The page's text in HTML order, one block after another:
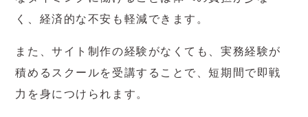
く、経済的な不安も軽減できます。
また、サイト制作の経験がなくても、実務経験が
積めるスクールを受講することで、短期間で即戦
力を身につけられます。